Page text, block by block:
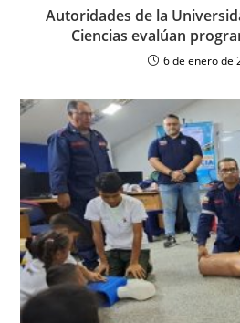
Autoridades de la
Ciencias evalúan
6 de enero de